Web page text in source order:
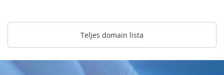
Teljes domain lista